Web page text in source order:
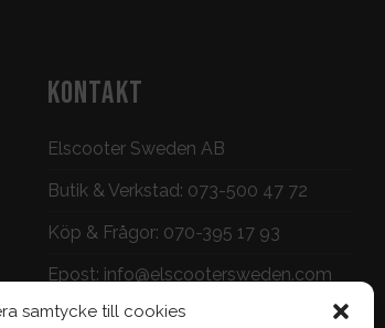
samtycke till cookies
KONTAKT
Elscooter Sweden AB
Butik & Verkstad: 073-500 47 72
Köp & Frågor: 070-395 17 93
Epost: info@elscootersweden.com
Brunnsgatan 7, Jönköping